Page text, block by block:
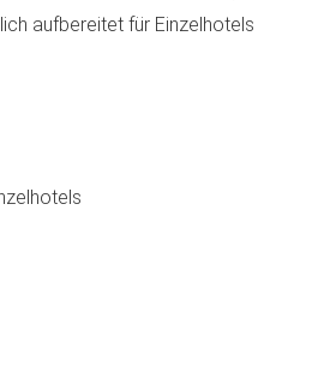
aufbereitet für Einzelhotels